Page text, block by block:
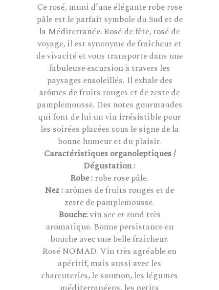
Ce rosé, muni d’une élégante robe rose
pâle est le parfait symbole du Sud et de
la Méditerranée. Rosé de fête, rosé de
voyage, il est synonyme de fraîcheur et
de vivacité et vous transporte dans une
fabuleuse excursion à travers les
paysages ensoleillés. Il exhale des
arômes de fruits rouges et de zeste de
pamplemousse. Des notes gourmandes
qui font de lui un vin irrésistible pour
les soirées placées sous le signe de la
bonne humeur et du plaisir.
Caractéristiques organoleptiques /
Dégustation :
Robe : robe rose pâle.
Nez : arômes de fruits rouges et de
zeste de pamplemousse.
Bouche:vin sec et rond très
aromatique. Bonne persistance en
bouche avec une belle fraicheur.
Rosé NOMAD. Vin très agréable en
apéritif, mais aussi avec les
charcuteries, le saumon, les légumes